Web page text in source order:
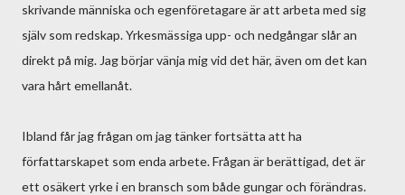
skrivande människa och egenföretagare är att arbeta med sig
själv som redskap. Yrkesmässiga upp- och nedgångar slår an
direkt på mig. Jag börjar vänja mig vid det här, även om det kan
vara hårt emellanåt.
Ibland får jag frågan om jag tänker fortsätta att ha
författarskapet som enda arbete. Frågan är berättigad, det är
ett osäkert yrke i en bransch som både gungar och förändras.